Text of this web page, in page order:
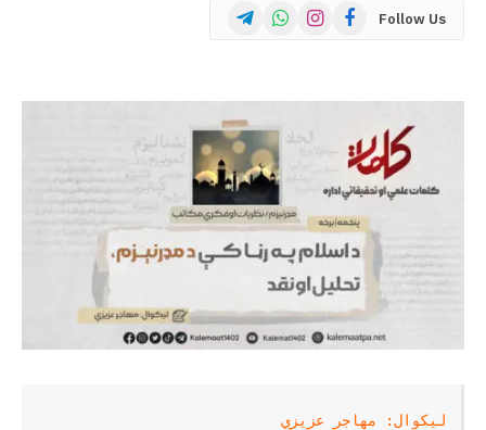
Follow Us
Facebook
Instagram
WhatsApp
Telegram
لیکوال: مهاجر عزیزي